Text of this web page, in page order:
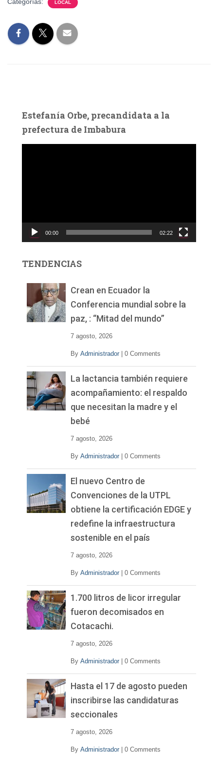
LOCAL
Estefanía Orbe, precandidata a la
prefectura de Imbabura
c
d
00:00 02:22
TENDENCIAS
Crean en Ecuador la
Conferencia mundial sobre la
paz, : “Mitad del mundo”
7 agosto, 2026
By Administrador 0 Comments
La lactancia también requiere
acompañamiento: el respaldo
que necesitan la madre y el
bebé
7 agosto, 2026
By Administrador 0 Comments
El nuevo Centro de
Convenciones de la UTPL
obtiene la certificación EDGE y
redefine la infraestructura
sostenible en el país
7 agosto, 2026
By Administrador 0 Comments
1.700 litros de licor irregular
fueron decomisados en
Cotacachi.
7 agosto, 2026
By Administrador 0 Comments
Hasta el 17 de agosto pueden
inscribirse las candidaturas
seccionales
7 agosto, 2026
By Administrador 0 Comments